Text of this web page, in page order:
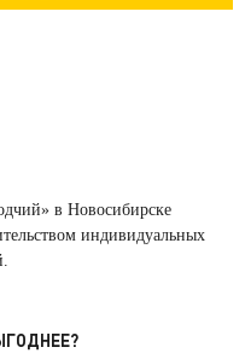
в Новосибирске
индивидуальных